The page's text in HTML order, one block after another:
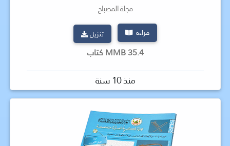
مجلة المصباح
قراءة تنزيل
35.4 MMB كتاب
منذ 10 سنة